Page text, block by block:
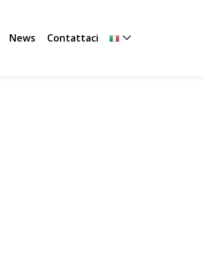
News Contattaci